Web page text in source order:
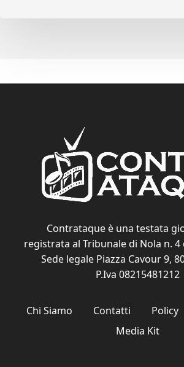
Contrataque è una testata
registrata al Tribunale di Nola n. 4
Sede legale Piazza Cavour 9,
P.Iva 08215481212
Chi Siamo Contatti Policy
Media Kit